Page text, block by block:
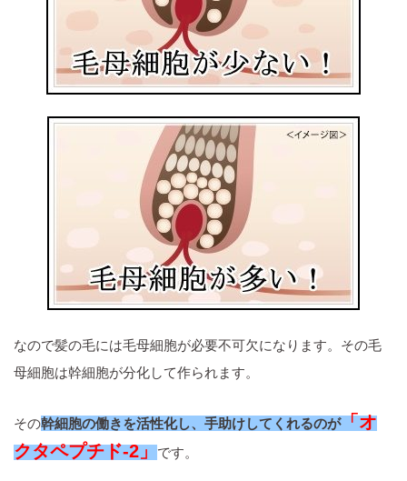
なので髪の毛には毛母細胞が必要不可欠になります。その毛
母細胞は幹細胞が分化して作られます。
その幹細胞の働きを活性化し、手助けしてくれるのが「オ
クタペプチド-2」です。